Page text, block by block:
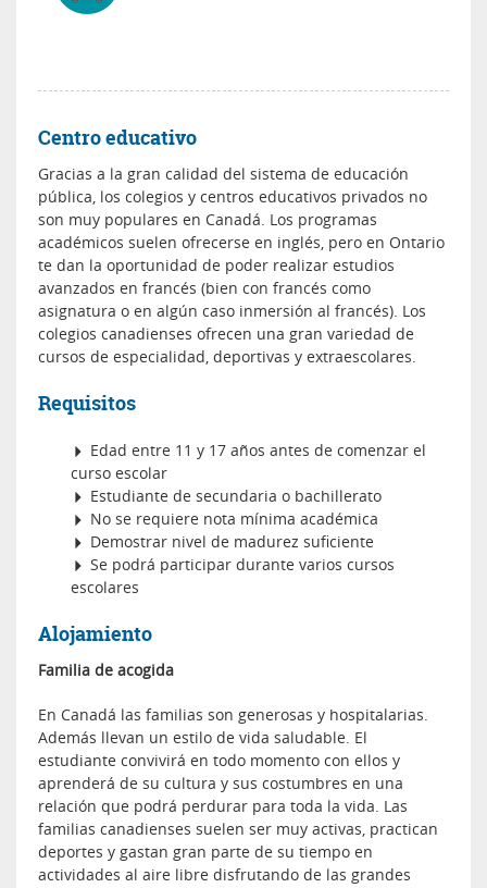
Centro educativo
Gracias a la gran calidad del sistema de educación
pública, los colegios y centros educativos privados no
son muy populares en Canadá. Los programas
académicos suelen ofrecerse en inglés, pero en Ontario
te dan la oportunidad de poder realizar estudios
avanzados en francés (bien con francés como
asignatura o en algún caso inmersión al francés). Los
colegios canadienses ofrecen una gran variedad de
cursos de especialidad, deportivas y extraescolares.
Requisitos
Edad entre 11 y 17 años antes de comenzar el
curso escolar
Estudiante de secundaria o bachillerato
No se requiere nota mínima académica
Demostrar nivel de madurez suficiente
Se podrá participar durante varios cursos
escolares
Alojamiento
Familia de acogida
En Canadá las familias son generosas y hospitalarias.
Además llevan un estilo de vida saludable. El
estudiante convivirá en todo momento con ellos y
aprenderá de su cultura y sus costumbres en una
relación que podrá perdurar para toda la vida. Las
familias canadienses suelen ser muy activas, practican
deportes y gastan gran parte de su tiempo en
actividades al aire libre disfrutando de las grandes